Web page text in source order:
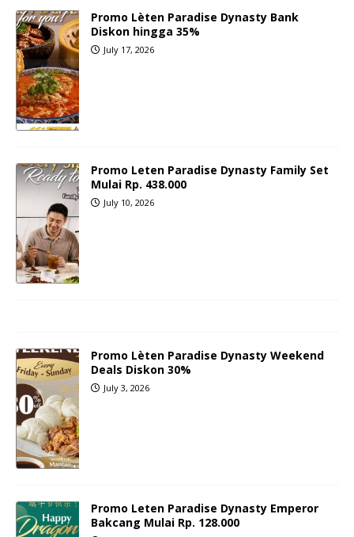
Promo Lèten Paradise Dynasty Bank
Diskon hingga 35%
July 17, 2026
Promo Leten Paradise Dynasty Family Set
Mulai Rp. 438.000
July 10, 2026
Promo Lèten Paradise Dynasty Weekend
Deals Diskon 30%
July 3, 2026
Promo Leten Paradise Dynasty Emperor
Bakcang Mulai Rp. 128.000